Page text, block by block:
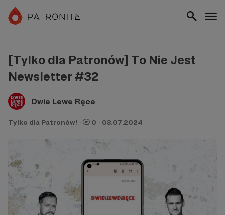
[Tylko dla Patronów] To Nie Jest
Newsletter #32
Dwie Lewe Ręce
Tylko dla Patronów! · 0 · 03.07.2024